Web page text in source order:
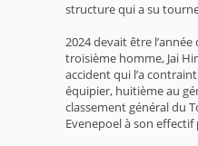
structure qui a su
2024 devait être
troisième homme, Jai
accident qui l’a
équipier, huitième au
classement général du
Evenepoel à son